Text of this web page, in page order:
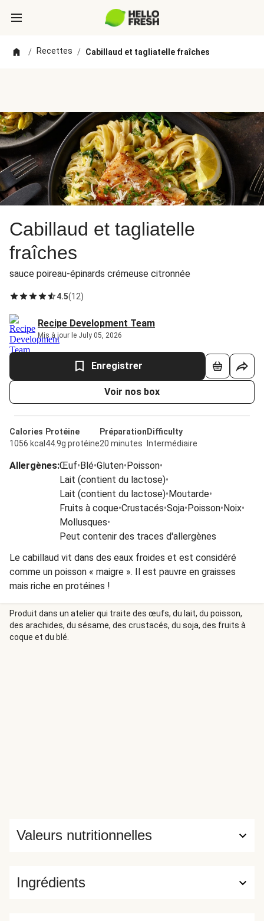
/ Recettes / Cabillaud et tagliatelle fraîches
Cabillaud et tagliatelle
fraîches
sauce poireau-épinards crémeuse citronnée
4.5(12)
Recipe Development Team
Mis à jour le July 05, 2026
Enregistrer
Voir nos box
Calories
1056 kcal
Protéine
44.9g protéine
Préparation
20 minutes
Difficulty
Intermédiaire
Allergènes:Œuf•Blé•Gluten•Poisson•
Lait (contient du lactose)•
Lait (contient du lactose)•Moutarde•
Fruits à coque•Crustacés•Soja•Poisson•Noix•
Mollusques•
Peut contenir des traces d'allergènes
Le cabillaud vit dans des eaux froides et est considéré
comme un poisson « maigre ». Il est pauvre en graisses
mais riche en protéines !
Produit dans un atelier qui traite des œufs, du lait, du poisson,
des arachides, du sésame, des crustacés, du soja, des fruits à
coque et du blé.
Ingrédients
Valeurs nutritionnelles